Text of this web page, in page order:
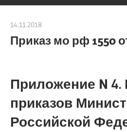
14.11.2018
Приказ мо рф 1550
Приложение N 4.
приказов
Российской